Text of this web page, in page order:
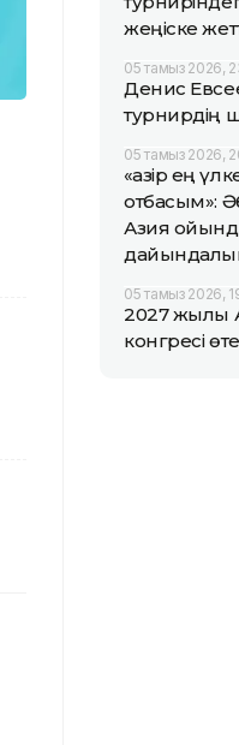
жеңіске
05 тамыз 2026,
Денис
турнирдің
05 тамыз 2026,
«Қазір ең
отбасым»:
Азия
05 тамыз 2026,
2027 жылы
конгресі